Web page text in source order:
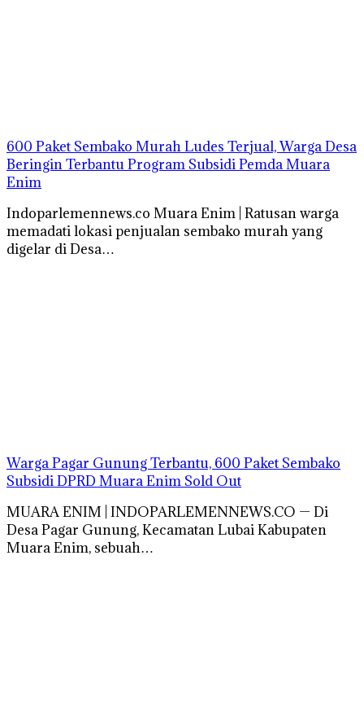
600 Paket Sembako Murah Ludes Terjual, Warga Desa
Beringin Terbantu Program Subsidi Pemda Muara
Enim
Indoparlemennews.co Muara Enim | Ratusan warga
memadati lokasi penjualan sembako murah yang
digelar di Desa…
Warga Pagar Gunung Terbantu, 600 Paket Sembako
Subsidi DPRD Muara Enim Sold Out
MUARA ENIM | INDOPARLEMENNEWS.CO — Di
Desa Pagar Gunung, Kecamatan Lubai Kabupaten
Muara Enim, sebuah…